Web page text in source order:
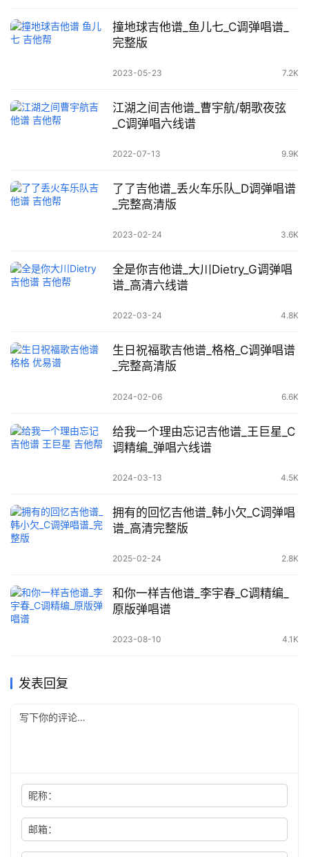
撞地球吉他谱_鱼儿七_C调弹唱谱_
完整版
2023-05-23 7.2K
江湖之间吉他谱_曹宇航/朝歌夜弦
_C调弹唱六线谱
2022-07-13 9.9K
了了吉他谱_丢火车乐队_D调弹唱谱
_完整高清版
2023-02-24 3.6K
全是你吉他谱_大川Dietry_G调弹唱
谱_高清六线谱
2022-03-24 4.8K
生日祝福歌吉他谱_格格_C调弹唱谱
_完整高清版
2024-02-06 6.6K
给我一个理由忘记吉他谱_王巨星_C
调精编_弹唱六线谱
2024-03-13 4.5K
拥有的回忆吉他谱_韩小欠_C调弹唱
谱_高清完整版
2025-02-24 2.8K
和你一样吉他谱_李宇春_C调精编_
原版弹唱谱
2023-08-10 4.1K
发表回复
昵称：
邮箱：